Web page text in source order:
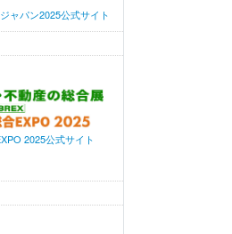
ャパン2025公式サイト
2025公式サイト